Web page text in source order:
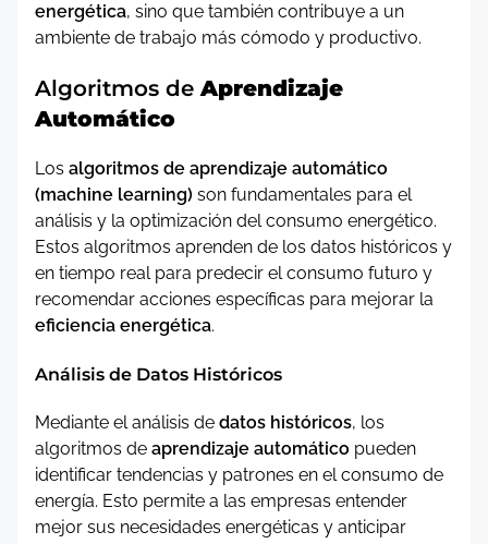
energética, sino que también contribuye a un
ambiente de trabajo más cómodo y productivo.
Algoritmos deAprendizaje
Automático
Los algoritmos de aprendizaje automático
(machine learning) son fundamentales para el
análisis y la optimización del consumo energético.
Estos algoritmos aprenden de los datos históricos y
en tiempo real para predecir el consumo futuro y
recomendar acciones específicas para mejorar la
eficiencia energética.
Análisis de Datos Históricos
Mediante el análisis de datos históricos, los
algoritmos de aprendizaje automático pueden
identificar tendencias y patrones en el consumo de
energía. Esto permite a las empresas entender
mejor sus necesidades energéticas y anticipar